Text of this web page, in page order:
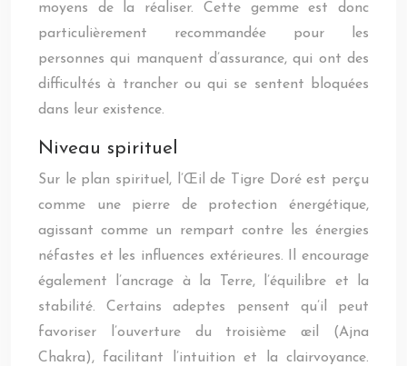
moyens de la réaliser. Cette gemme est donc
particulièrement recommandée pour les
personnes qui manquent d’assurance, qui ont des
difficultés à trancher ou qui se sentent bloquées
dans leur existence.
Niveau spirituel
Sur le plan spirituel, l’Œil de Tigre Doré est perçu
comme une pierre de protection énergétique,
agissant comme un rempart contre les énergies
néfastes et les influences extérieures. Il encourage
également l’ancrage à la Terre, l’équilibre et la
stabilité. Certains adeptes pensent qu’il peut
favoriser l’ouverture du troisième œil (Ajna
Chakra), facilitant l’intuition et la clairvoyance.